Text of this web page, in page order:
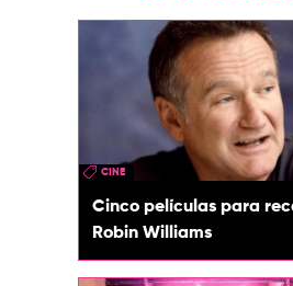
CINE
Cinco películas para
Robin Williams